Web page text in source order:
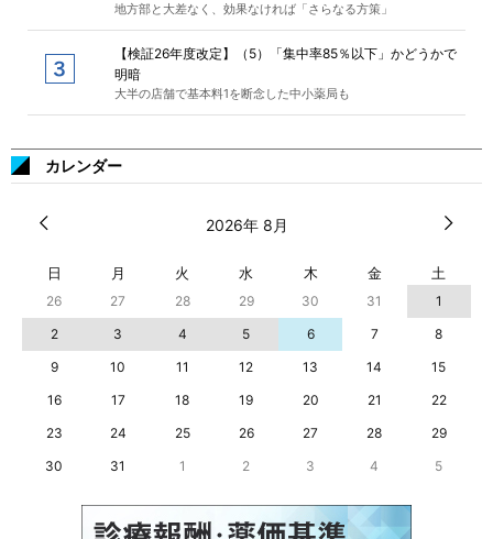
地方部と大差なく、効果なければ「さらなる方策」
【検証26年度改定】（5）「集中率85％以下」かどうかで
明暗
大半の店舗で基本料1を断念した中小薬局も
カレンダー
2026年 8月
日 月 火 水 木 金 土
26 27 28 29 30 31
1
2
3 4 5 6 7
8
9
10 11 12 13 14
15
16
17 18 19 20 21
22
23
24 25 26 27 28
29
30
31 1 2 3 4 5